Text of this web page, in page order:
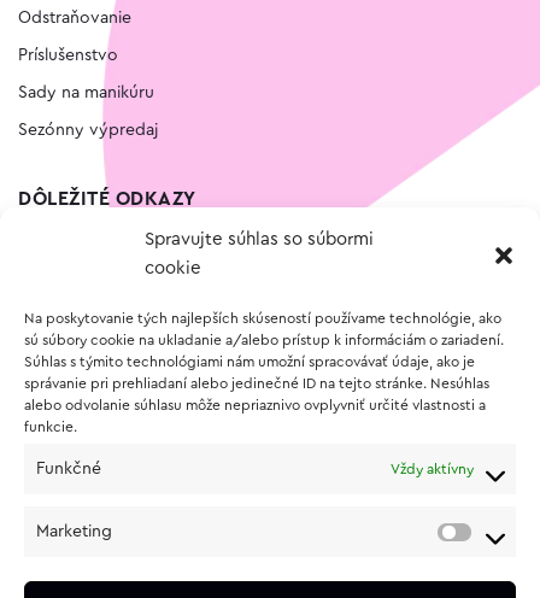
Spravujte súhlas so súbormi
cookie
Na poskytovanie tých najlepších skúseností používame technológie, ako
sú súbory cookie na ukladanie a/alebo prístup k informáciám o zariadení.
Súhlas s týmito technológiami nám umožní spracovávať údaje, ako je
správanie pri prehliadaní alebo jedinečné ID na tejto stránke. Nesúhlas
alebo odvolanie súhlasu môže nepriaznivo ovplyvniť určité vlastnosti a
funkcie.
Funkčné Vždy aktívny
Marketing
Odstraňovanie
Príslušenstvo
Sady na manikúru
Sezónny výpredaj
DÔLEŽITÉ ODKAZY
Vernostný program
O NÁKUPE
Vrátenie a reklamácia tovaru